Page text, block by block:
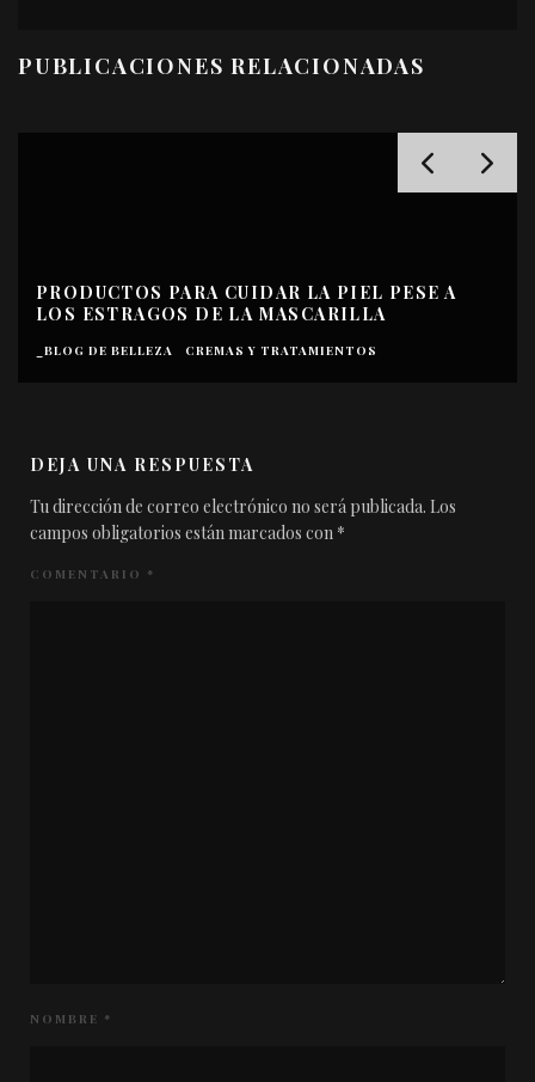
PUBLICACIONES RELACIONADAS
PRODUCTOS PARA CUIDAR LA PIEL PESE A
LOS ESTRAGOS DE LA MASCARILLA
_BLOG DE BELLEZA CREMAS Y TRATAMIENTOS
DEJA UNA RESPUESTA
Tu dirección de correo electrónico no será publicada. Los
campos obligatorios están marcados con *
COMENTARIO *
NOMBRE *